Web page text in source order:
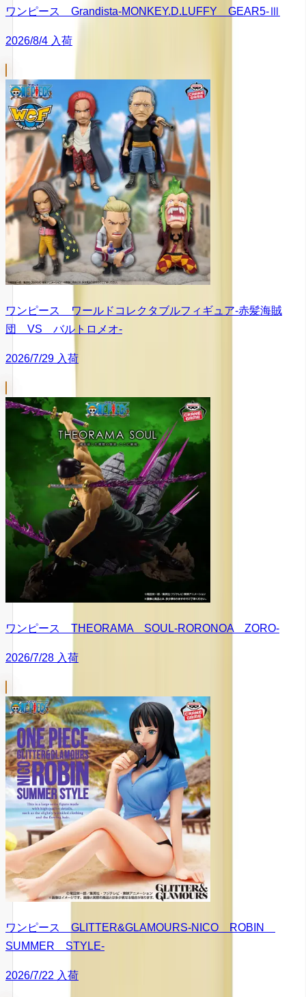
ワンピース Grandista-MONKEY.D.LUFFY GEAR5-Ⅲ
2026/8/4 入荷
ワンピース ワールドコレクタブルフィギュア-赤髪海賊
団 VS バルトロメオ-
2026/7/29 入荷
ワンピース THEORAMA SOUL-RORONOA ZORO-
2026/7/28 入荷
ワンピース GLITTER&GLAMOURS-NICO ROBIN
SUMMER STYLE-
2026/7/22 入荷